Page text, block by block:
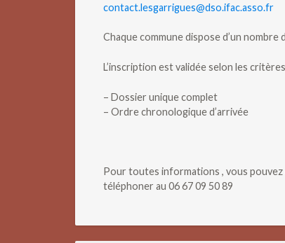
contact.lesgarrigues@dso.ifac.asso.fr
Chaque commune dispose d’un nombre
L’inscription est validée selon les
– Dossier unique complet
– Ordre chronologique d’arrivée
Pour toutes informations , vous pouvez
téléphoner au 06 67 09 50 89